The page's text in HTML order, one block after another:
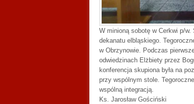
W minioną sobotę w Cerkwi p/w.
dekanatu elbląskiego.
w Obrzynowie. Podczas
odwiedzinach Elżbiety przez
konferencja skupiona była na
przy wspólnym stole.
wspólną integracją.
Ks. Jarosław Gościński